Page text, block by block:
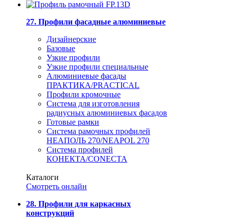
27. Профили фасадные алюминиевые
Дизайнерские
Базовые
Узкие профили
Узкие профили специальные
Алюминиевые фасады
ПРАКТИКА/PRACTICAL
Профили кромочные
Система для изготовления
радиусных алюминиевых фасадов
Готовые рамки
Система рамочных профилей
НЕАПОЛЬ 270/NEAPOL 270
Система профилей
КОНЕКТА/CONECTA
Каталоги
Смотреть онлайн
28. Профили для каркасных
конструкций